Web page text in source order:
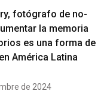
fotógrafo de no-
la memoria
es una forma de
América Latina
de 2024